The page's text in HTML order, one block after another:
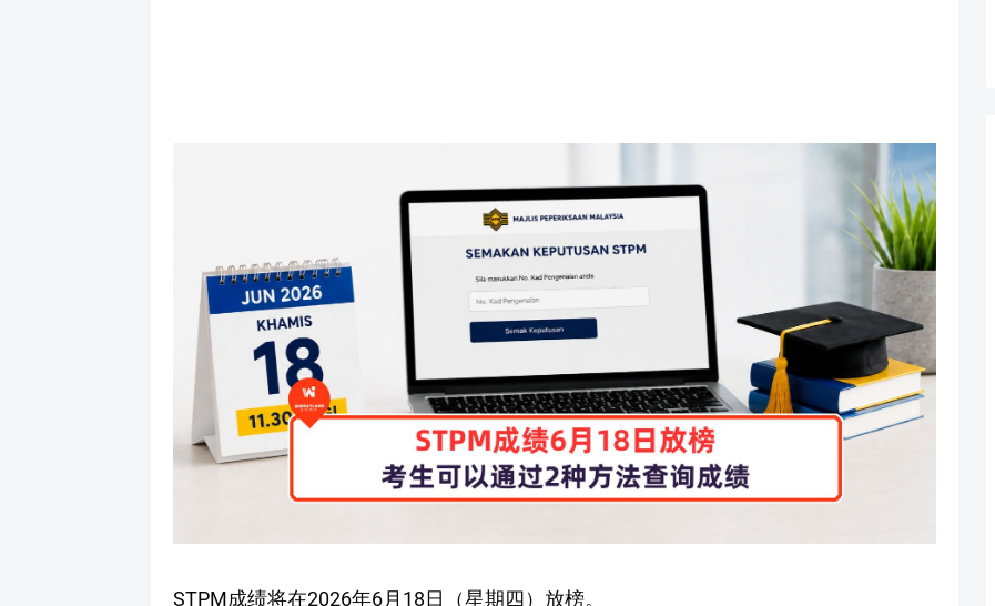
STPM成绩将在2026年6月18日（星期四）放榜。